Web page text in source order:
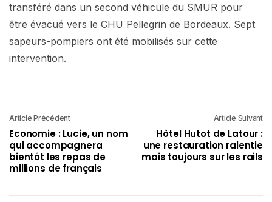
transféré dans un second véhicule du SMUR pour
être évacué vers le CHU Pellegrin de Bordeaux. Sept
sapeurs-pompiers ont été mobilisés sur cette
intervention.
Article Précédent
Economie : Lucie, un nom
qui accompagnera
bientôt les repas de
millions de français
Article Suivant
Hôtel Hutot de Latour :
une restauration ralentie
mais toujours sur les rails